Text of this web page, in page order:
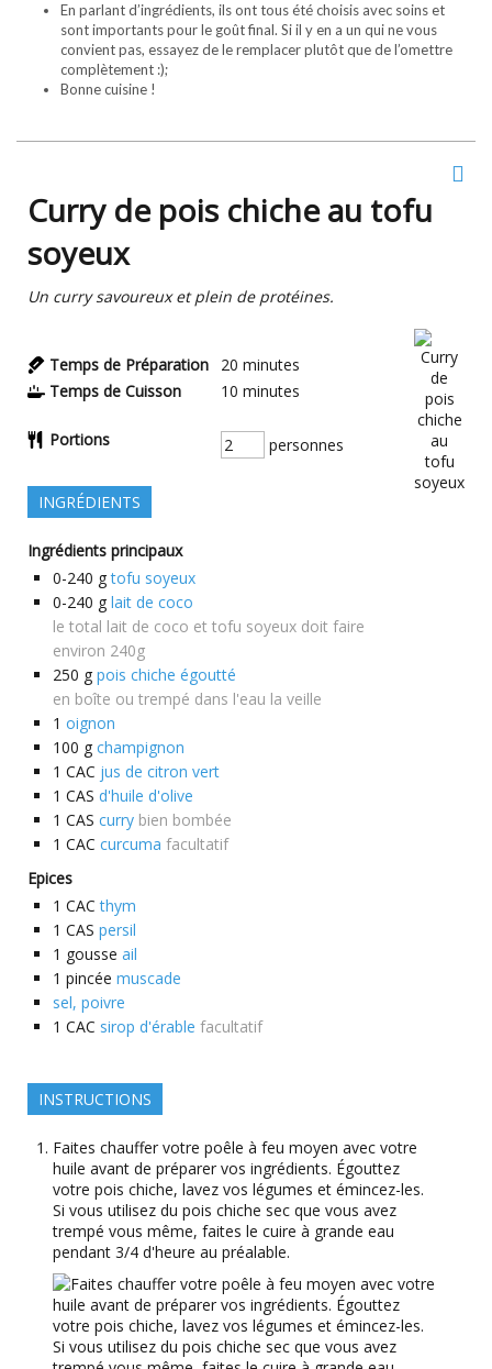
En parlant d’ingrédients, ils ont tous été choisis avec soins et
sont importants pour le goût final. Si il y en a un qui ne vous
convient pas, essayez de le remplacer plutôt que de l’omettre
complètement :);
Bonne cuisine !
Curry de pois chiche au tofu
soyeux
Un curry savoureux et plein de protéines.
Temps de Préparation 20 minutes
Temps de Cuisson
10 minutes
Portions personnes
INGRÉDIENTS
Ingrédients principaux
0-240 g tofu soyeux
0-240 g lait de coco
le total lait de coco et tofu soyeux doit faire
environ 240g
250 g pois chiche égoutté
en boîte ou trempé dans l'eau la veille
1 oignon
100 g champignon
1 CAC jus de citron vert
1 CAS d'huile d'olive
1 CAS curry bien bombée
1 CAC curcuma facultatif
Epices
1 CAC thym
1 CAS persil
1 gousse ail
1 pincée muscade
sel, poivre
1 CAC sirop d'érable facultatif
INSTRUCTIONS
Faites chauffer votre poêle à feu moyen avec votre
huile avant de préparer vos ingrédients. Égouttez
votre pois chiche, lavez vos légumes et émincez-les.
Si vous utilisez du pois chiche sec que vous avez
trempé vous même, faites le cuire à grande eau
pendant 3/4 d'heure au préalable.